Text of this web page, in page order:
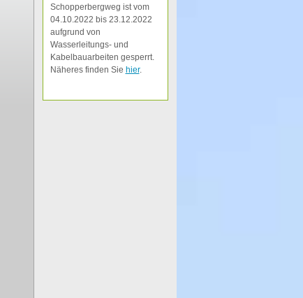
Schopperbergweg ist vom
04.10.2022 bis 23.12.2022
aufgrund von
Wasserleitungs- und
Kabelbauarbeiten gesperrt.
Näheres finden Sie hier.